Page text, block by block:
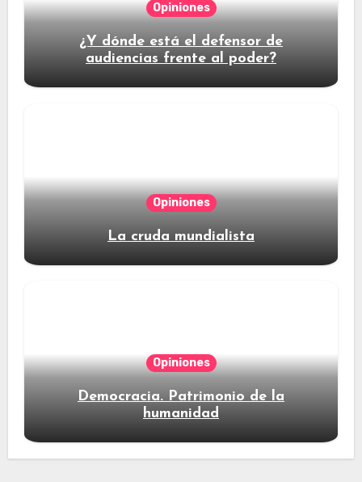
Opiniones
¿Y dónde está el defensor de
audiencias frente al poder?
Opiniones
La cruda mundialista
Opiniones
Democracia. Patrimonio de la
humanidad